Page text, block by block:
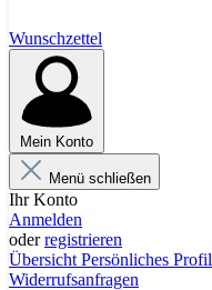
Wunschzettel
Mein Konto
Menü schließen
Ihr Konto
Anmelden
oderregistrieren
Übersicht Persönliches Profil
Widerrufsanfragen